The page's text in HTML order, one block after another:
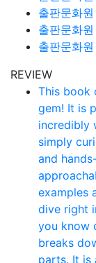
출판문화
출판문화
출판문화
REVIEW
This book
gem! It is
incredibly
simply
and
examples
dive right
you know
breaks
parts. It is